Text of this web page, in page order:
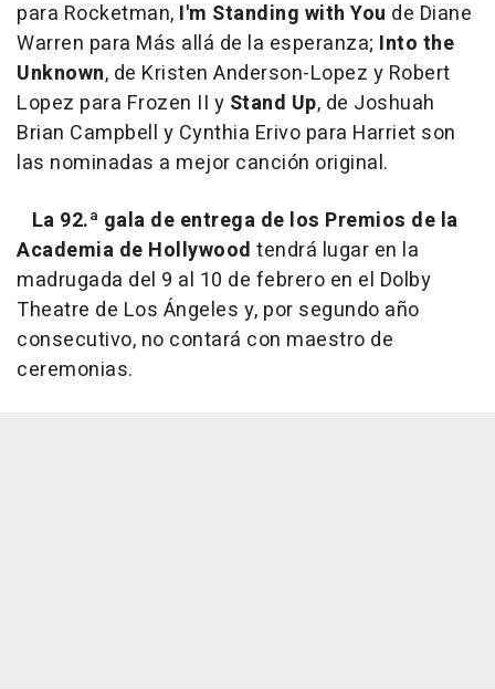
para Rocketman, I'm Standing with You de Diane
Warren para Más allá de la esperanza; Into the
Unknown, de Kristen Anderson-Lopez y Robert
Lopez para Frozen II y Stand Up, de Joshuah
Brian Campbell y Cynthia Erivo para Harriet son
las nominadas a mejor canción original.
La 92.ª gala de entrega de los Premios de la
Academia de Hollywood tendrá lugar en la
madrugada del 9 al 10 de febrero en el Dolby
Theatre de Los Ángeles y, por segundo año
consecutivo, no contará con maestro de
ceremonias.